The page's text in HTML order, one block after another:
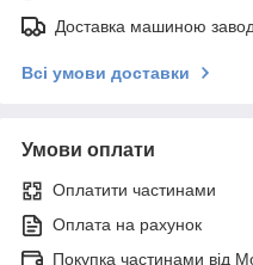
Доставка машиною
Всі умови доставки
Умови оплати
Оплатити частинами
Оплата на рахунок
Покупка частинами від